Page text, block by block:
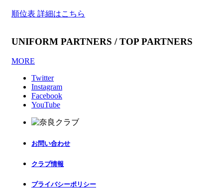
順位表 詳細はこちら
UNIFORM PARTNERS / TOP PARTNERS
MORE
Twitter
Instagram
Facebook
YouTube
お問い合わせ
クラブ情報
プライバシーポリシー